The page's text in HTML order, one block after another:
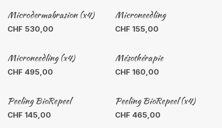
Microdermabrasion (x4)
CHF 530,00
Microneedling
CHF 155,00
Microneedling (x4)
CHF 495,00
Mésothérapie
CHF 160,00
Peeling BioRepeel
CHF 145,00
Peeling BioRepeel (x4)
CHF 465,00